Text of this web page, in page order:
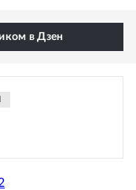
в Дзен